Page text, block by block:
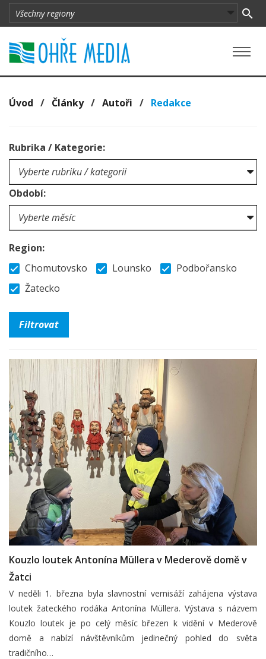
Úvod / Články/ Autoři / Redakce
Rubrika / Kategorie:
Období:
Region:
Chomutovsko
Lounsko
Podbořansko
Žatecko
Kouzlo loutek Antonína Müllera v Mederově domě v
Žatci
V neděli 1. března byla slavnostní vernisáží zahájena výstava
loutek žateckého rodáka Antonína Müllera. Výstava s názvem
Kouzlo loutek je po celý měsíc březen k vidění v Mederově
domě a nabízí návštěvníkům jedinečný pohled do světa
tradičního…